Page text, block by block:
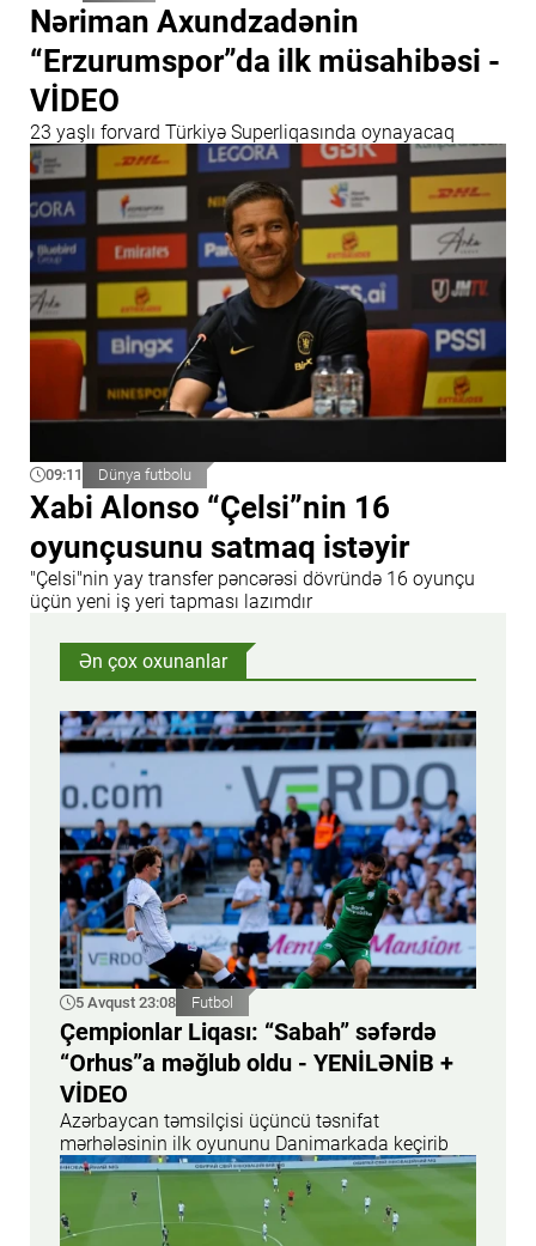
Nəriman Axundzadənin
“Erzurumspor”da ilk müsahibəsi -
VİDEO
23 yaşlı forvard Türkiyə Superliqasında oynayacaq
09:11 Dünya futbolu
Xabi Alonso “Çelsi”nin 16
oyunçusunu satmaq istəyir
"Çelsi"nin yay transfer pəncərəsi dövründə 16 oyunçu
üçün yeni iş yeri tapması lazımdır
Ən çox oxunanlar
5 Avqust 23:08 Futbol
Çempionlar Liqası: “Sabah” səfərdə
“Orhus”a məğlub oldu - YENİLƏNİB +
VİDEO
Azərbaycan təmsilçisi üçüncü təsnifat
mərhələsinin ilk oyununu Danimarkada keçirib